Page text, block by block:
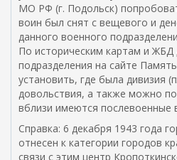
МО РФ (г. Подольск)
воин был снят с вещевого и
данного военного
По историческим картам и ЖБД
подразделения на сайте
установить, где была дивизия
довольствия, а также можно
вблизи имеются послевоенные
Справка: 6 декабря 1943 года
отнесен к категории городов
связи с этим центр